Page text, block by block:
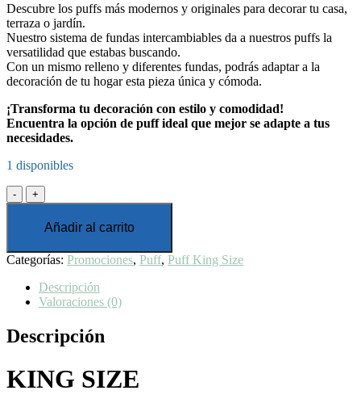
Descubre los puffs más modernos y originales para decorar tu casa,
terraza o jardín.
Nuestro sistema de fundas intercambiables da a nuestros puffs la
versatilidad que estabas buscando.
Con un mismo relleno y diferentes fundas, podrás adaptar a la
decoración de tu hogar esta pieza única y cómoda.
¡Transforma tu decoración con estilo y comodidad!
Encuentra la opción de puff ideal que mejor se adapte a tus
necesidades.
1 disponibles
Modelo
Pineapple
cantidad
Añadir al carrito
Categorías: Promociones, Puff, Puff King Size
Descripción
Valoraciones (0)
Descripción
KING SIZE